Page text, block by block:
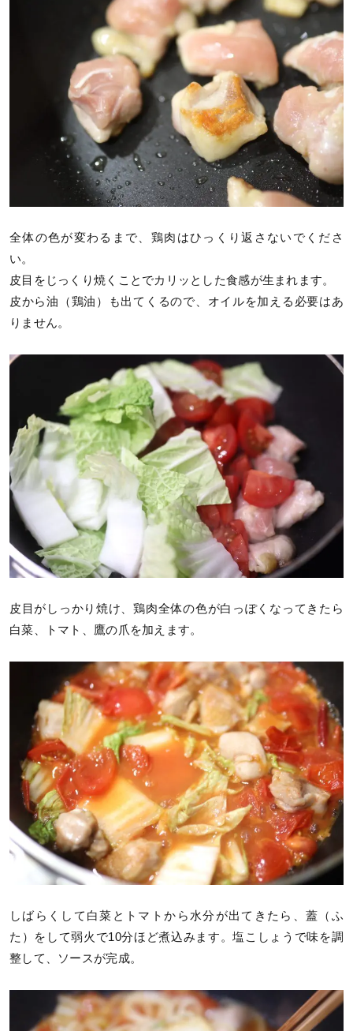
全体の色が変わるまで、鶏肉はひっくり返さないでくださ
い。
皮目をじっくり焼くことでカリッとした食感が生まれます。
皮から油（鶏油）も出てくるので、オイルを加える必要はあ
りません。
皮目がしっかり焼け、鶏肉全体の色が白っぽくなってきたら
白菜、トマト、鷹の爪を加えます。
しばらくして白菜とトマトから水分が出てきたら、蓋（ふ
た）をして弱火で10分ほど煮込みます。塩こしょうで味を調
整して、ソースが完成。